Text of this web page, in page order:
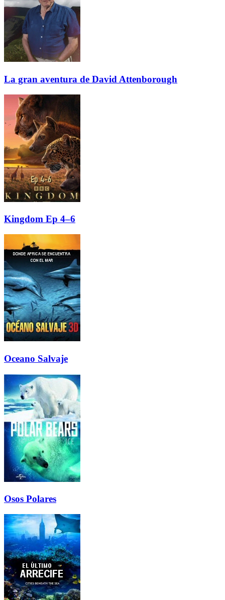
La gran aventura de David Attenborough
Kingdom Ep 4–6
Oceano Salvaje
Osos Polares